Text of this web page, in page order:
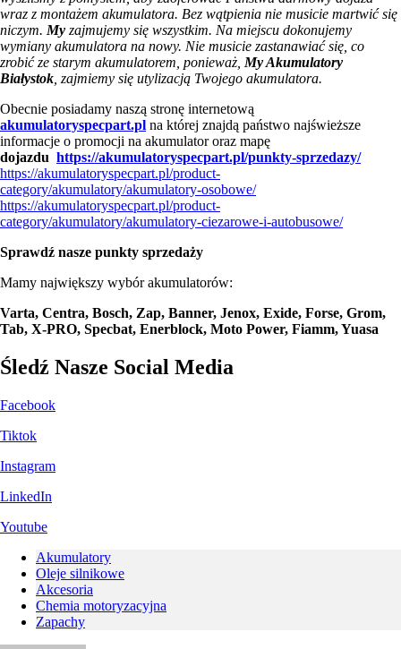
wraz z montażem akumulatora. Bez wątpienia nie musicie martwić się
niczym. My zajmujemy się wszystkim. Na miejscu dokonujemy
wymiany akumulatora na nowy. Nie musicie zastanawiać się, co
zrobić ze starym akumulatorem, ponieważ, My Akumulatory
Białystok , zajmiemy się utylizacją Twojego akumulatora.
Obecnie posiadamy naszą stronę internetową
akumulatoryspecpart.pl na której znajdą państwo najświeższe
informacje o promocji na akumulator oraz mapę
dojazdu https://akumulatoryspecpart.pl/punkty-sprzedazy/
https://akumulatoryspecpart.pl/product-
category/akumulatory/akumulatory-osobowe/
https://akumulatoryspecpart.pl/product-
category/akumulatory/akumulatory-ciezarowe-i-autobusowe/
Sprawdź nasze punkty sprzedaży
Mamy największy wybór akumulatorów:
Varta, Centra, Bosch, Zap, Banner, Jenox, Exide, Forse, Grom,
Tab, X-PRO, Specbat, Enerblock, Moto Power, Fiamm, Yuasa
Śledź Nasze Social Media
Facebook
Tiktok
Instagram
LinkedIn
Youtube
Akumulatory
Oleje silnikowe
Akcesoria
Chemia motoryzacyjna
Zapachy